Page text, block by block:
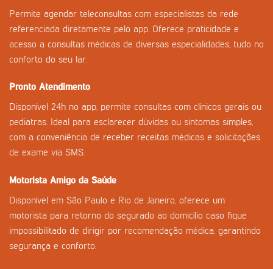
Permite agendar teleconsultas com especialistas da rede
referenciada diretamente pelo app. Oferece praticidade e
acesso a consultas médicas de diversas especialidades, tudo no
conforto do seu lar.
Pronto Atendimento
Disponível 24h no app, permite consultas com clínicos gerais ou
pediatras. Ideal para esclarecer dúvidas ou sintomas simples,
com a conveniência de receber receitas médicas e solicitações
de exame via SMS.
Motorista Amigo da Saúde
Disponível em São Paulo e Rio de Janeiro, oferece um
motorista para retorno do segurado ao domicílio caso fique
impossibilitado de dirigir por recomendação médica, garantindo
segurança e conforto.